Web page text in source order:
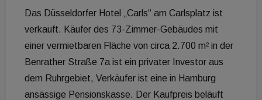
Das Düsseldorfer Hotel „Carls“ am Carlsplatz ist
verkauft. Käufer des 73-Zimmer-Gebäudes mit
einer vermietbaren Fläche von circa 2.700 m² in der
Benrather Straße 7a ist ein privater Investor aus
dem Ruhrgebiet, Verkäufer ist eine in Hamburg
ansässige Pensionskasse. Der Kaufpreis beläuft